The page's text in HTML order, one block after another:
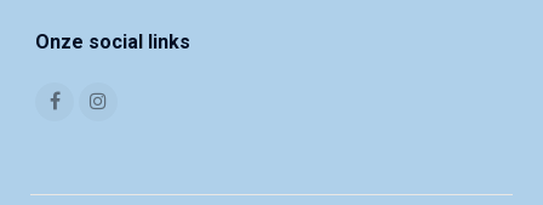
Onze social links